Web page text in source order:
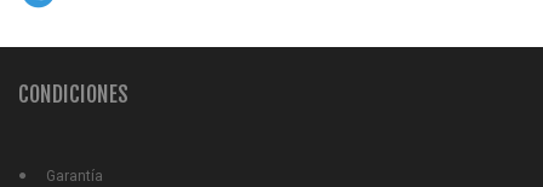
CONDICIONES
Garantía